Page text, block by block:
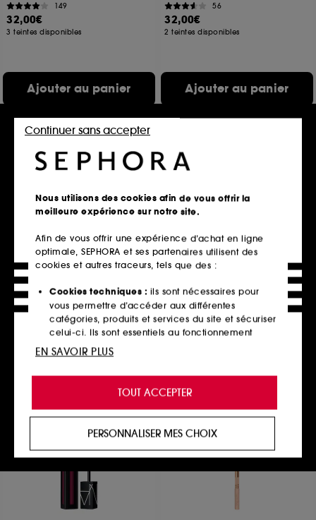
149
32,00€
3 teintes disponibles
Ajouter au panier
56
32,00€
2 teintes disponibles
Ajouter au panier
FENTY BEAUTY
Fenty Icon
170
13,00€
3 teintes disponibles
ILIA
Mini Fullest Volumizing
445
18,00€
Nous utilisons des cookies afin de vous offrir la
meilleure expérience sur notre site.
Afin de vous offrir une expérience d’achat en ligne
optimale, SEPHORA et ses partenaires utilisent des
cookies et autres traceurs, tels que des :
Cookies techniques : ils sont nécessaires pour
vous permettre d’accéder aux différentes
catégories, produits et services du site et sécuriser
celui-ci. Ils sont essentiels au fonctionnement
technique du site et ne peuvent être désactivés.
de vous offrir une expérience enrichie et
personnalisée en vous recommandant des
produits, des services et des contenus qui
proposer des offres promotionnelles adaptées à
votre profil.
Cookies réseaux sociaux et publicité :
ils sont
utilisés pour vous présenter du contenu susceptible
de vous plaire via des publicités, y compris sur des
TOUT ACCEPTER
Continuer sans accepter
PERSONNALISER MES CHOIX
EN SAVOIR PLUS